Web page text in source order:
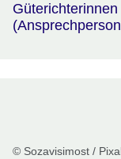
© Sozavisimost /